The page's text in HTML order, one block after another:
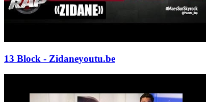
13 Block - Zidaneyoutu.be